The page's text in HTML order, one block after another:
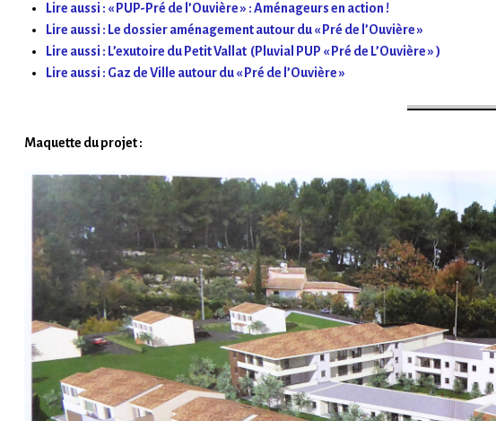
Lire aussi : « PUP-Pré de l’Ouvière » : Aménageurs en action !
Lire aussi : Le dossier aménagement autour du « Pré de l’Ouvière »
Lire aussi : L’exutoire du Petit Vallat (Pluvial PUP « Pré de L’Ouvière » )
Lire aussi : Gaz de Ville autour du « Pré de l’Ouvière »
Maquette du projet :